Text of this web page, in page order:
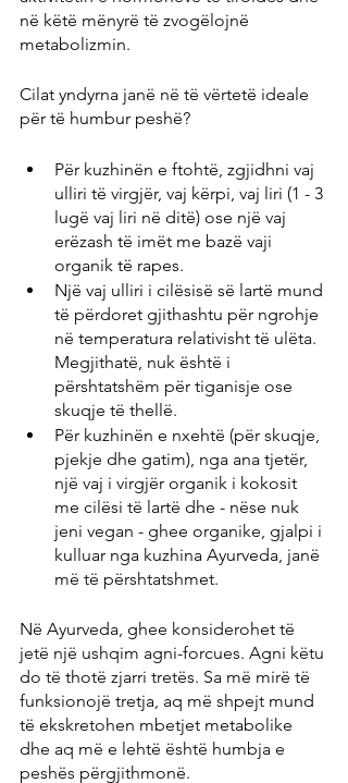
në këtë mënyrë të zvogëlojnë
metabolizmin.
Cilat yndyrna janë në të vërtetë ideale
për të humbur peshë?
Për kuzhinën e ftohtë, zgjidhni vaj
ulliri të virgjër, vaj kërpi, vaj liri (1 - 3
lugë vaj liri në ditë) ose një vaj
erëzash të imët me bazë vaji
organik të rapes.
Një vaj ulliri i cilësisë së lartë mund
të përdoret gjithashtu për ngrohje
në temperatura relativisht të ulëta.
Megjithatë, nuk është i
përshtatshëm për tiganisje ose
skuqje të thellë.
Për kuzhinën e nxehtë (për skuqje,
pjekje dhe gatim), nga ana tjetër,
një vaj i virgjër organik i kokosit
me cilësi të lartë dhe - nëse nuk
jeni vegan - ghee organike, gjalpi i
kulluar nga kuzhina Ayurveda, janë
më të përshtatshmet.
Në Ayurveda, ghee konsiderohet të
jetë një ushqim agni-forcues. Agni këtu
do të thotë zjarri tretës. Sa më mirë të
funksionojë tretja, aq më shpejt mund
të ekskretohen mbetjet metabolike
dhe aq më e lehtë është humbja e
peshës përgjithmonë.